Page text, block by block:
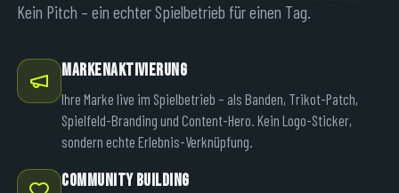
Kein Pitch – ein echter Spielbetrieb für einen Tag.
MARKENAKTIVIERUNG
Ihre Marke live im Spielbetrieb – als Banden, Trikot-Patch,
Spielfeld-Branding und Content-Hero. Kein Logo-Sticker,
sondern echte Erlebnis-Verknüpfung.
COMMUNITY BUILDING